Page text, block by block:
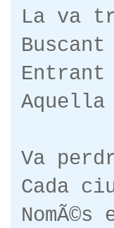
La va
Va
Cada